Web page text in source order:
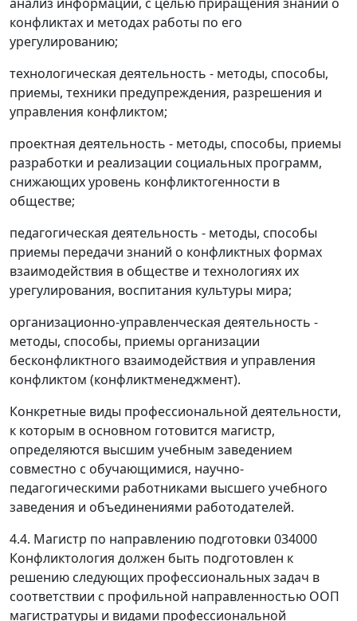
анализ информации, с целью приращения знаний о
конфликтах и методах работы по его
урегулированию;
технологическая деятельность - методы, способы,
приемы, техники предупреждения, разрешения и
управления конфликтом;
проектная деятельность - методы, способы, приемы
разработки и реализации социальных программ,
снижающих уровень конфликтогенности в
обществе;
педагогическая деятельность - методы, способы
приемы передачи знаний о конфликтных формах
взаимодействия в обществе и технологиях их
урегулирования, воспитания культуры мира;
организационно-управленческая деятельность -
методы, способы, приемы организации
бесконфликтного взаимодействия и управления
конфликтом (конфликтменеджмент).
Конкретные виды профессиональной деятельности,
к которым в основном готовится магистр,
определяются высшим учебным заведением
совместно с обучающимися, научно-
педагогическими работниками высшего учебного
заведения и объединениями работодателей.
4.4. Магистр по направлению подготовки 034000
Конфликтология должен быть подготовлен к
решению следующих профессиональных задач в
соответствии с профильной направленностью ООП
магистратуры и видами профессиональной